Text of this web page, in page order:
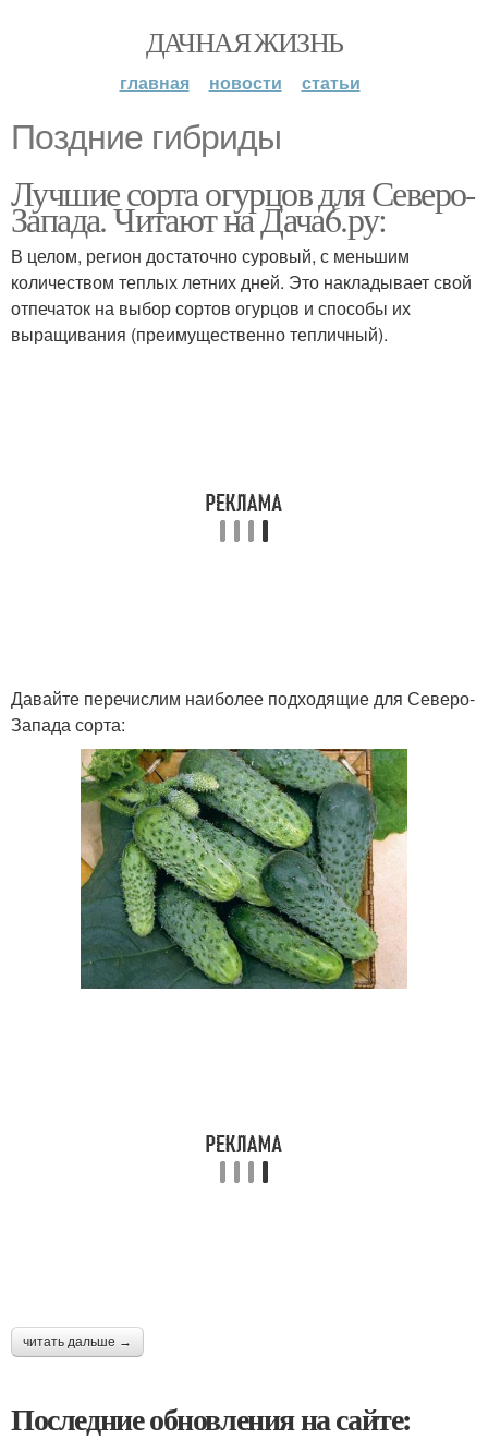
ДАЧНАЯ ЖИЗНЬ
главная новости статьи
Поздние гибриды
Лучшие сорта огурцов для Северо-
Запада. Читают на Дача6.ру:
В целом, регион достаточно суровый, с меньшим
количеством теплых летних дней. Это накладывает свой
отпечаток на выбор сортов огурцов и способы их
выращивания (преимущественно тепличный).
Давайте перечислим наиболее подходящие для Северо-
Запада сорта:
читать дальше →
Последние обновления на сайте: